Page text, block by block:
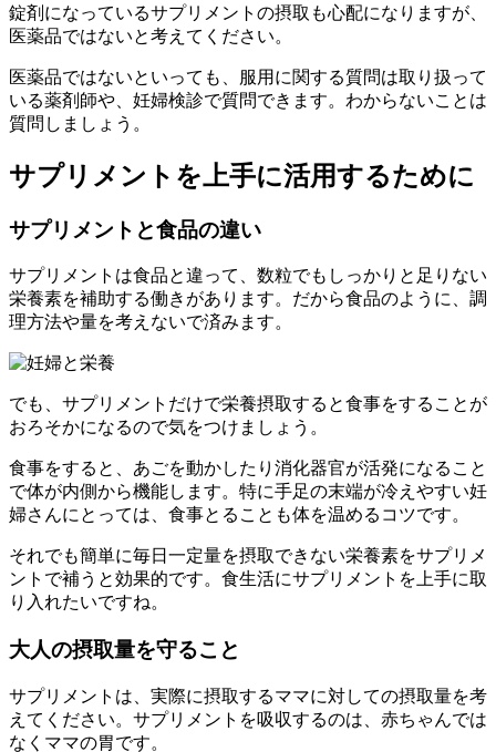
錠剤になっているサプリメントの摂取も心配になりますが、
医薬品ではないと考えてください。
医薬品ではないといっても、服用に関する質問は取り扱って
いる薬剤師や、妊婦検診で質問できます。わからないことは
質問しましょう。
サプリメントを上手に活用するために
サプリメントと食品の違い
サプリメントは食品と違って、数粒でもしっかりと足りない
栄養素を補助する働きがあります。だから食品のように、調
理方法や量を考えないで済みます。
でも、サプリメントだけで栄養摂取すると食事をすることが
おろそかになるので気をつけましょう。
食事をすると、あごを動かしたり消化器官が活発になること
で体が内側から機能します。特に手足の末端が冷えやすい妊
婦さんにとっては、食事とることも体を温めるコツです。
それでも簡単に毎日一定量を摂取できない栄養素をサプリメ
ントで補うと効果的です。食生活にサプリメントを上手に取
り入れたいですね。
大人の摂取量を守ること
サプリメントは、実際に摂取するママに対しての摂取量を考
えてください。サプリメントを吸収するのは、赤ちゃんでは
なくママの胃です。